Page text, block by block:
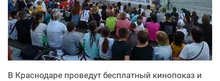
В Краснодаре проведут бесплатный кинопоказ и